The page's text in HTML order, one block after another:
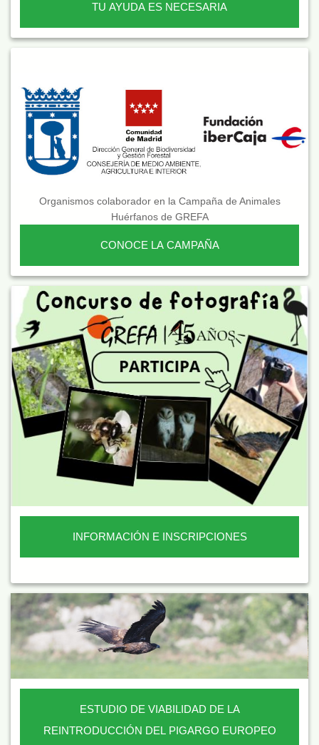
TU AYUDA ES NECESARIA
Organismos colaborador en la Campaña de Animales
Huérfanos de GREFA
CONOCE LA CAMPAÑA
INFORMACIÓN E INSCRIPCIONES
ESTUDIO DE VIABILIDAD DE LA
REINTRODUCCIÓN DEL PIGARGO EUROPEO